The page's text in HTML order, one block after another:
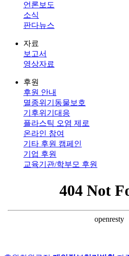
언론보도
소식
판다뉴스
자료
보고서
영상자료
후원
후원 안내
멸종위기동물보호
기후위기대응
플라스틱 오염 제로
온라인 참여
기타 후원 캠페인
기업 후원
교육기관/학부모 후원